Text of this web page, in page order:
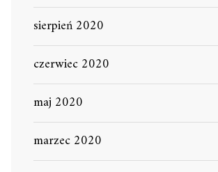
sierpień 2020
czerwiec 2020
maj 2020
marzec 2020